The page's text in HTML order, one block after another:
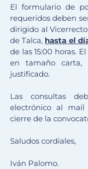
El formulario de
requeridos deben
dirigido al
de Talca, hasta el
de las 15:00 horas.
en tamaño carta,
justificado.
Las consultas
electrónico al mail
cierre de la
Saludos cordiales,
Iván Palomo.